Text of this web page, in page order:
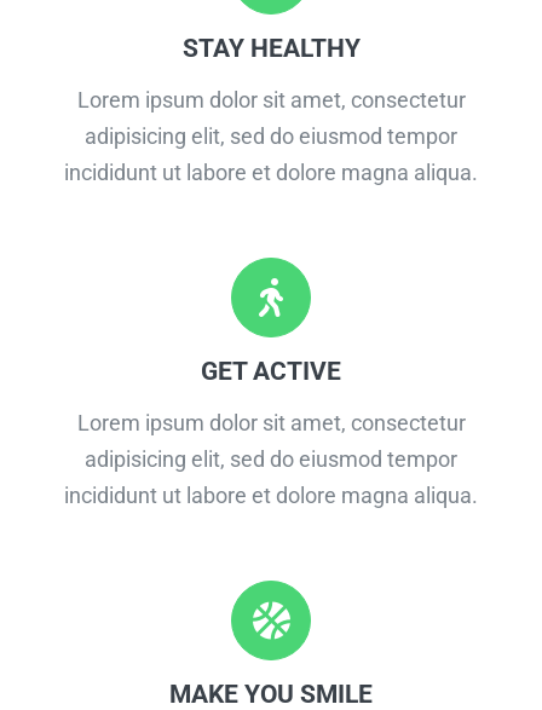
STAY HEALTHY
Lorem ipsum dolor sit amet, consectetur
adipisicing elit, sed do eiusmod tempor
incididunt ut labore et dolore magna aliqua.
GET ACTIVE
Lorem ipsum dolor sit amet, consectetur
adipisicing elit, sed do eiusmod tempor
incididunt ut labore et dolore magna aliqua.
MAKE YOU SMILE